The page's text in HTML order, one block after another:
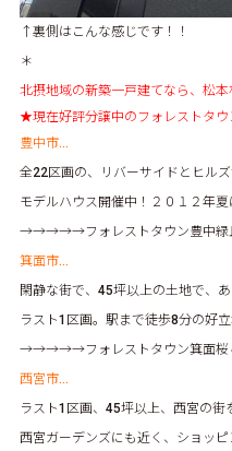
↑裏側はこんな感じです！！
＊
北摂地域の新築一戸建てなら、松本
★現在好評分譲中のフォレストタ
豊中市…
全22区画の、リバーサイドとヒルズ
モデルハウス開催中！２０１２年夏
→→→→→フォレストタウン豊中
箕面市…
閑静な街で、45坪以上の土地で、あ
ラスト1区画。駅まで徒歩8分の好立
→→→→→フォレストタウン箕面桜
西宮市…
ラスト1区画、45坪以上、西宮の街
西宮ガーデンズにも近く、ショッピ